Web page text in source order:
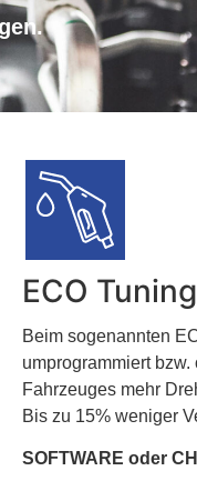
ECO Tuning
Beim sogenannten
umprogrammiert
Fahrzeuges mehr
Bis zu 15% weniger
SOFTWARE oder